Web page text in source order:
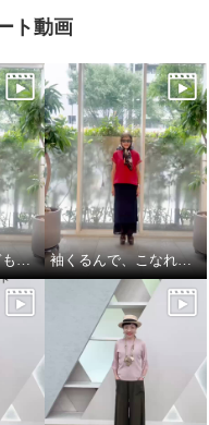
ト動画
涼しさも、華やぎも、着映えも叶える 袖くるんで、こなれ見え 縦長レイヤード